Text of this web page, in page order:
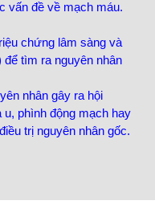
vấn đề về mạch máu.
chứng lâm sàng và
để tìm ra nguyên nhân
nhân gây ra hội
u, phình động mạch hay
trị nguyên nhân gốc.